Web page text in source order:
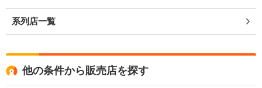
系列店一覧
他の条件から販売店を探す